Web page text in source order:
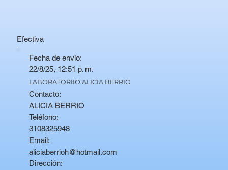
Efectiva
Fecha de envío:
22/8/25, 12:51 p. m.
LABORATORIIO ALICIA BERRIO
Contacto:
ALICIA BERRIO
Teléfono:
3108325948
Email:
aliciaberrioh@hotmail.com
Dirección: